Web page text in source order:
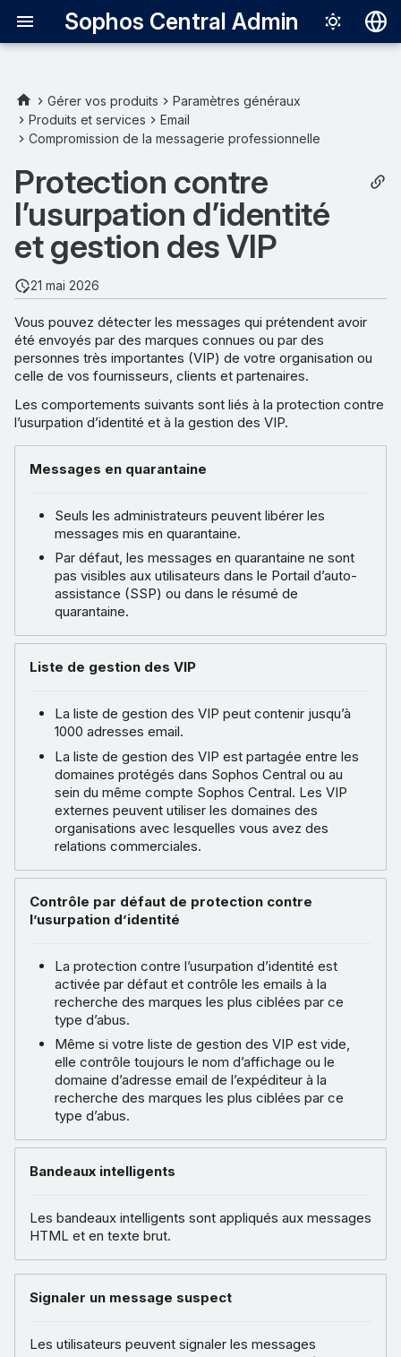
Sophos Central Admin
日本語
中文（繁體）
Gérer vos produits
Paramètres généraux
Produits et services
Email
Compromission de la messagerie professionnelle
Protection contre
l’usurpation d’identité
et gestion des VIP
21 mai 2026
Vous pouvez détecter les messages qui prétendent avoir
été envoyés par des marques connues ou par des
personnes très importantes (VIP) de votre organisation ou
celle de vos fournisseurs, clients et partenaires.
Les comportements suivants sont liés à la protection contre
l’usurpation d’identité et à la gestion des VIP.
Messages en quarantaine
Seuls les administrateurs peuvent libérer les
messages mis en quarantaine.
Par défaut, les messages en quarantaine ne sont
pas visibles aux utilisateurs dans le Portail d’auto-
assistance (SSP) ou dans le résumé de
quarantaine.
Liste de gestion des VIP
La liste de gestion des VIP peut contenir jusqu’à
1000 adresses email.
La liste de gestion des VIP est partagée entre les
domaines protégés dans Sophos Central ou au
sein du même compte Sophos Central. Les VIP
externes peuvent utiliser les domaines des
organisations avec lesquelles vous avez des
relations commerciales.
Contrôle par défaut de protection contre
l’usurpation d’identité
La protection contre l’usurpation d’identité est
activée par défaut et contrôle les emails à la
recherche des marques les plus ciblées par ce
type d’abus.
Même si votre liste de gestion des VIP est vide,
elle contrôle toujours le nom d’affichage ou le
domaine d’adresse email de l’expéditeur à la
recherche des marques les plus ciblées par ce
type d’abus.
Bandeaux intelligents
Les bandeaux intelligents sont appliqués aux messages
HTML et en texte brut.
Signaler un message suspect
Les utilisateurs peuvent signaler les messages